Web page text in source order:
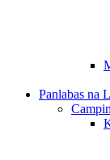
Panlabas na